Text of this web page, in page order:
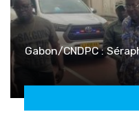
Gabon/CNDPC :